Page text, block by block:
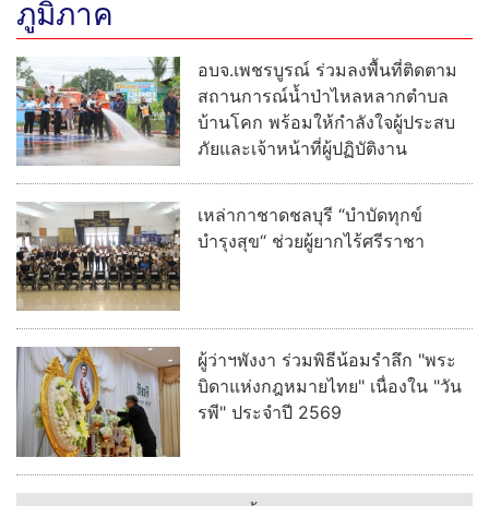
ภูมิภาค
อบจ.เพชรบูรณ์ ร่วมลงพื้นที่ติดตาม
สถานการณ์น้ำป่าไหลหลากตำบล
บ้านโคก พร้อมให้กำลังใจผู้ประสบ
ภัยและเจ้าหน้าที่ผู้ปฏิบัติงาน
เหล่ากาชาดชลบุรี “บำบัดทุกข์
บำรุงสุข“ ช่วยผู้ยากไร้ศรีราชา
ผู้ว่าฯพังงา ร่วมพิธีน้อมรำลึก "พระ
บิดาแห่งกฎหมายไทย" เนื่องใน "วัน
รพี" ประจำปี 2569